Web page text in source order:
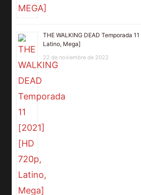
THE WALKING DEAD Temporada
Latino, Mega]
22 de noviembre de 2022